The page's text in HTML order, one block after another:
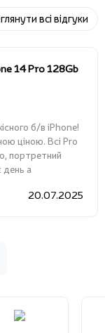
всі відгуки
14 Pro 128Gb
б/в iPhone!
ціною. Всі Pro
портретний
день а
20.07.2025